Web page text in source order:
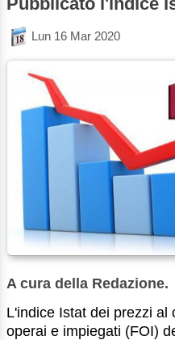
Lun 16 Mar 2020
A cura della Redazione.
L'indice Istat dei prezzi al
operai e impiegati (FOI)